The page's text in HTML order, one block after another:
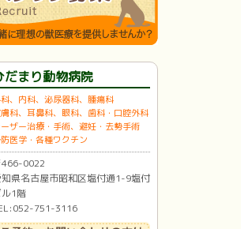
だまり動物病院
、内科、泌尿器科、腫瘍科
科、耳鼻科、眼科、歯科・口腔外科
ーザー治療・手術、避妊・去勢手術
医学・各種ワクチン
466-0022
県名古屋市昭和区塩付通1-9塩付
ル1階
751-3116